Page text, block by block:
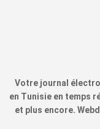
Votre journal
en Tunisie en temps
et plus encore.